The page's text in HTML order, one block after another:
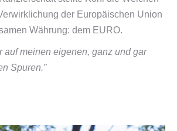
der Europäischen Union
Währung: dem EURO.
auf meinen eigenen, ganz und gar
Spuren.”